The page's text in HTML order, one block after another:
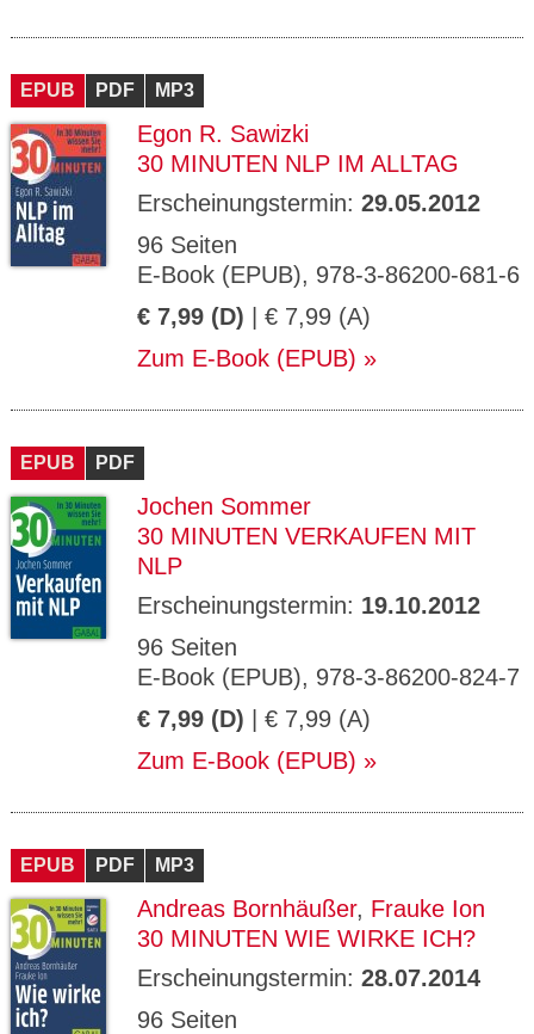
EPUB PDF MP3
Egon R. Sawizki
30 MINUTEN NLP IM ALLTAG
Erscheinungstermin: 29.05.2012
96 Seiten
E-Book (EPUB), 978-3-86200-681-6
€ 7,99 (D) | € 7,99 (A)
Zum E-Book (EPUB)
EPUB PDF
Jochen Sommer
30 MINUTEN VERKAUFEN MIT
NLP
Erscheinungstermin: 19.10.2012
96 Seiten
E-Book (EPUB), 978-3-86200-824-7
€ 7,99 (D) | € 7,99 (A)
Zum E-Book (EPUB)
EPUB PDF MP3
Andreas Bornhäußer, Frauke Ion
30 MINUTEN WIE WIRKE ICH?
Erscheinungstermin: 28.07.2014
96 Seiten